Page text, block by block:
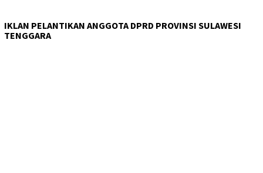
IKLAN PELANTIKAN ANGGOTA DPRD PROVINSI SULAWESI
TENGGARA